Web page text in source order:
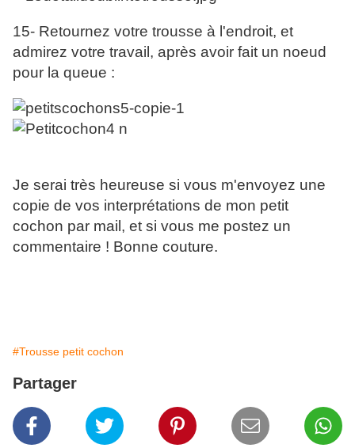
15- Retournez votre trousse à l'endroit, et
admirez votre travail, après avoir fait un noeud
pour la queue :
Je serai très heureuse si vous m'envoyez une
copie de vos interprétations de mon petit
cochon par mail, et si vous me postez un
commentaire ! Bonne couture.
#Trousse petit cochon
Partager